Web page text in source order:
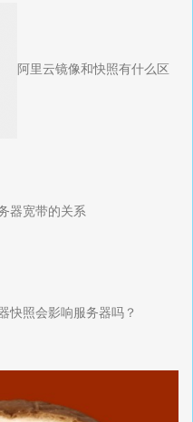
阿里云镜像和快照有什么区
器宽带的关系
快照会影响服务器吗？